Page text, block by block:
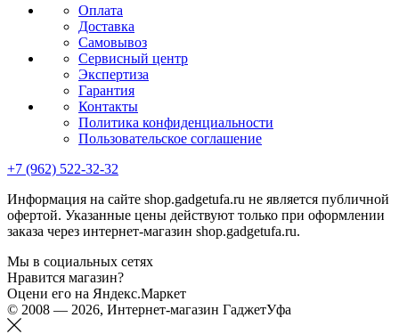
Оплата
Доставка
Самовывоз
Сервисный центр
Экспертиза
Гарантия
Контакты
Политика конфиденциальности
Пользовательское соглашение
+7 (962) 522-32-32
Информация на сайте shop.gadgetufa.ru не является публичной
офертой. Указанные цены действуют только при оформлении
заказа через интернет-магазин shop.gadgetufa.ru.
Мы в социальных сетях
Нравится магазин?
Оцени его на Яндекс.Маркет
© 2008 — 2026, Интернет-магазин ГаджетУфа